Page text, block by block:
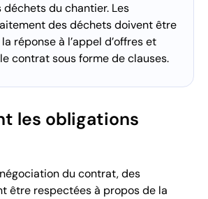
déchets du chantier. Les
des déchets doivent être
réponse à l’appel d’offres et
contrat sous forme de clauses.
les obligations
du contrat, des
être respectées à propos de la